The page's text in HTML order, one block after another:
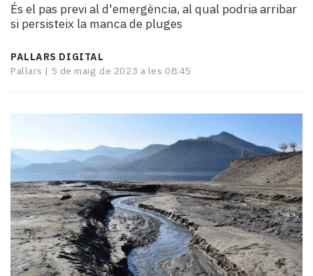
turisme
Cultura
Esports
Mai
i
El
temps
Reportatges
Entrevistes
Enquestes
A
escena!
Dis
És el pas previ al d'emergència, al qual podria arribar
si persisteix la manca de pluges
PALLARS DIGITAL
Pallars | 5 de maig de 2023 a les 08:45